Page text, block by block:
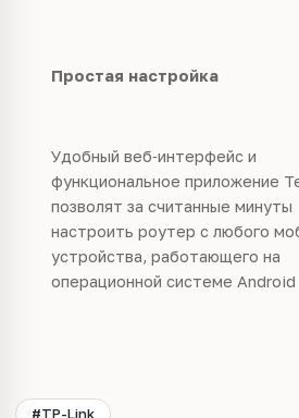
Простая настройка
Удобный веб‑интерфейс и
функциональное приложение
позволят за считанные минуты
настроить роутер с любого
устройства, работающего на
операционной системе Android
#TP-Link